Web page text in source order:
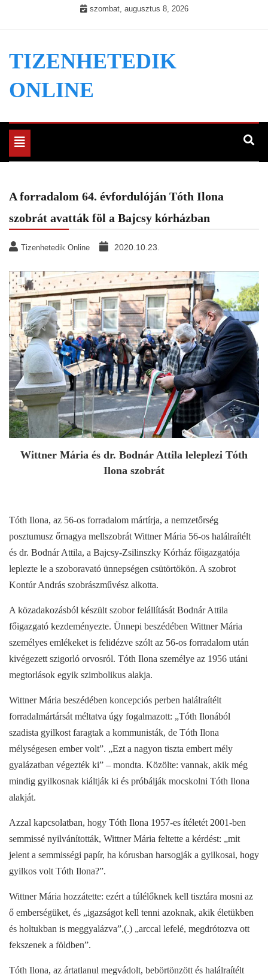
szombat, augusztus 8, 2026
TIZENHETEDIK
ONLINE
Toggle
navigation
A forradalom 64. évfordulóján Tóth Ilona
szobrát avatták föl a Bajcsy kórházban
Tizenhetedik Online 2020.10.23.
Wittner Mária és dr. Bodnár Attila leleplezi Tóth
Ilona szobrát
Tóth Ilona, az 56-os forradalom mártírja, a nemzetőrség
posztumusz őrnagya mellszobrát Wittner Mária 56-os halálraítélt
és dr. Bodnár Attila, a Bajcsy-Zsilinszky Kórház főigazgatója
leplezte le a szoboravató ünnepségen csütörtökön. A szobrot
Kontúr András szobrászművész alkotta.
A közadakozásból készült szobor felállítását Bodnár Attila
főigazgató kezdeményezte. Ünnepi beszédében Wittner Mária
személyes emlékeket is felidézve szólt az 56-os forradalom után
kivégezett szigorló orvosról. Tóth Ilona személye az 1956 utáni
megtorlások egyik szimbolikus alakja.
Wittner Mária beszédében koncepciós perben halálraítélt
forradalmártársát méltatva úgy fogalmazott: „Tóth Ilonából
szadista gyilkost faragtak a kommunisták, de Tóth Ilona
mélységesen ember volt”. „Ezt a nagyon tiszta embert mély
gyalázatban végezték ki” – mondta. Közölte: vannak, akik még
mindig gyilkosnak kiáltják ki és próbálják mocskolni Tóth Ilona
alakját.
Azzal kapcsolatban, hogy Tóth Ilona 1957-es ítéletét 2001-ben
semmissé nyilvánították, Wittner Mária feltette a kérdést: „mit
jelent a semmisségi papír, ha kórusban harsogják a gyilkosai, hogy
gyilkos volt Tóth Ilona?”.
Wittner Mária hozzátette: ezért a túlélőknek kell tisztára mosni az
ő emberségüket, és „igazságot kell tenni azoknak, akik életükben
és holtukban is meggyalázva”,(.) „arccal lefelé, megdrótozva ott
fekszenek a földben”.
Tóth Ilona, az ártatlanul megvádolt, bebörtönzött és halálraítélt